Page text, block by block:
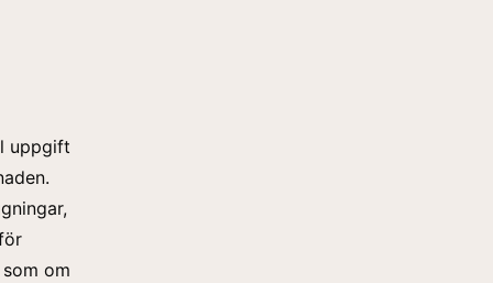
uppgift
om